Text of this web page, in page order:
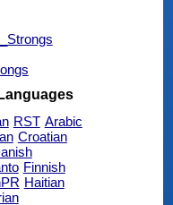
RST Arabic
Croatian
Finnish
Haitian